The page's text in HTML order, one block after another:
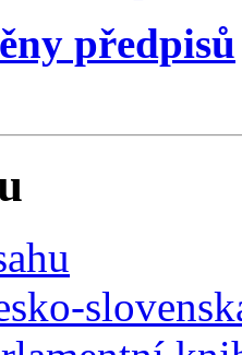
předpisů